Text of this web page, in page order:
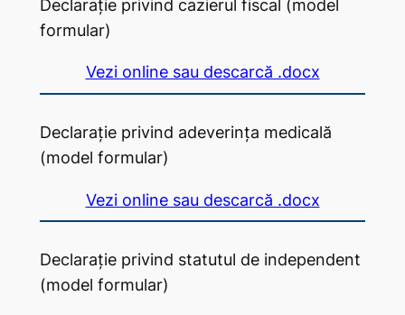
Declarație privind cazierul fiscal (model
formular)
Vezi online sau descarcă .docx
Declarație privind adeverința medicală
(model formular)
Vezi online sau descarcă .docx
Declarație privind statutul de independent
(model formular)